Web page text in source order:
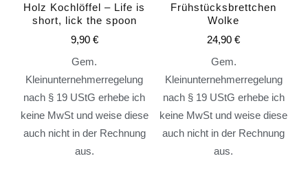
Holz Kochlöffel – Life is
short, lick the spoon
9,90 €
Gem.
Kleinunternehmerregelung
nach § 19 UStG erhebe ich
keine MwSt und weise diese
auch nicht in der Rechnung
aus.
Frühstücksbrettchen
Wolke
24,90€
Gem.
Kleinunternehmerregelung
nach § 19 UStG erhebe ich
keine MwSt und weise diese
auch nicht in der Rechnung
aus.